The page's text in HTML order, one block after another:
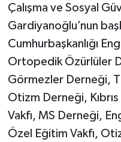
Çalışma ve Sosyal
Gardiyanoğlu’nun
Cumhurbaşkanlığı
Ortopedik Özürlüler
Görmezler Derneği,
Otizm Derneği,
Vakfı, MS Derneği,
Özel Eğitim Vakfı,